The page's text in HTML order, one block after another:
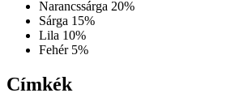
Narancssárga 20%
Sárga 15%
Lila 10%
Fehér 5%
Címkék